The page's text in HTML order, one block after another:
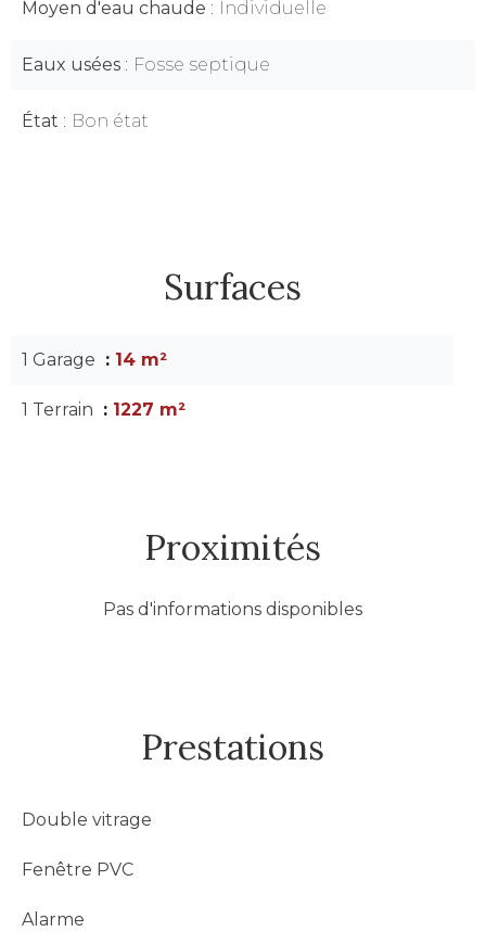
Moyen d'eau chaude Individuelle
Eaux usées Fosse septique
État Bon état
Surfaces
1 Garage 14 m²
1 Terrain 1227 m²
Proximités
Pas d'informations disponibles
Prestations
Double vitrage
Fenêtre PVC
Alarme